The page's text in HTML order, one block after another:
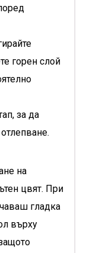
горен слой
за да
на
цвят. При
гладка
върху